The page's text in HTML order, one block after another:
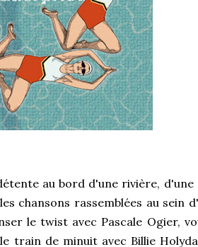
au bord d'une rivière, d'une
chansons rassemblées au sein d'
le twist avec Pascale Ogier,
train de minuit avec Billie